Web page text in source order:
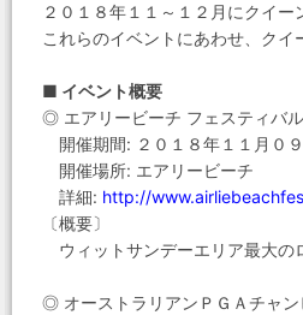
２０１８年１１～１２月にクイ
これらのイベントにあわせ、ク
■ イベント概要
◎ エアリービーチ フェスティバ
開催期間: ２０１８年１１月０
開催場所: エアリービーチ
詳細: http://
〔概要〕
ウィットサンデーエリア最大の
◎ オーストラリアンＰＧＡチャ